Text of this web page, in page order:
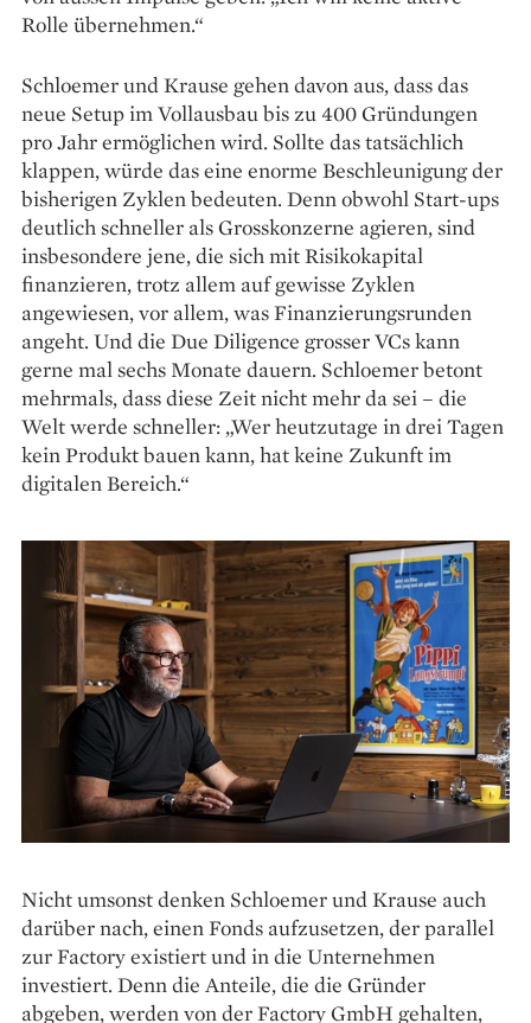
Rolle übernehmen.“
Schloemer und Krause gehen davon aus, dass das
neue Setup im Vollausbau bis zu 400 Gründungen
pro Jahr ermöglichen wird. Sollte das tatsächlich
klappen, würde das eine enorme Beschleunigung der
bisherigen Zyklen bedeuten. Denn obwohl Start-ups
deutlich schneller als Grosskonzerne agieren, sind
ins­besondere jene, die sich mit Risikokapital
finanzieren, trotz allem auf gewisse Zyklen
angewiesen, vor allem, was Finanzierungs­runden
angeht. Und die Due Diligence grosser VCs kann
gerne mal sechs Monate dauern. Schloemer betont
mehrmals, dass diese Zeit nicht mehr da sei – die
Welt werde schneller: „Wer heutzutage in drei Tagen
kein Produkt bauen kann, hat keine Zukunft im
digitalen Bereich.“
Nicht umsonst denken Schloemer und Krause auch
darüber nach, einen Fonds aufzusetzen, der parallel
zur Factory existiert und in die Unternehmen
investiert. Denn die Anteile, die die Gründer
abgeben, werden von der Factory GmbH gehalten,